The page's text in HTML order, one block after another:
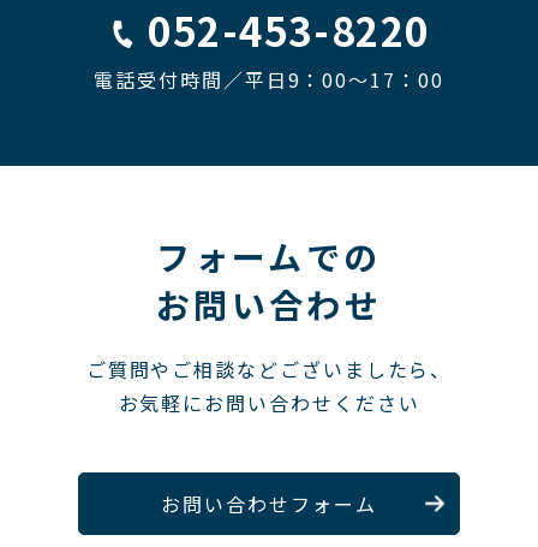
052-453-8220
電話受付時間／平日9：00〜17：00
フォームでの
お問い合わせ
ご質問やご相談などございましたら、
お気軽にお問い合わせください
お問い合わせフォーム